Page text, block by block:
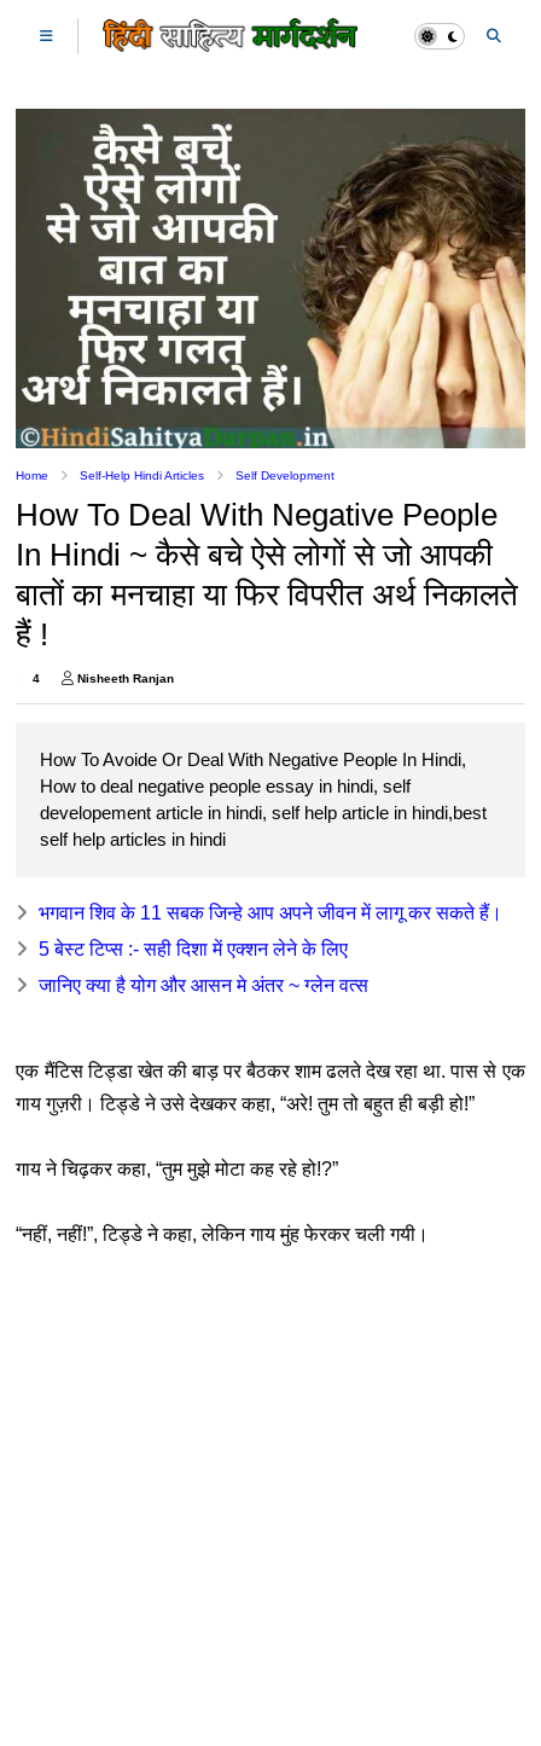
Home Self-Help Hindi Articles Self Development
How To Deal With Negative People
In Hindi ~ कैसे बचे ऐसे लोगों से जो आपकी
बातों का मनचाहा या फिर विपरीत अर्थ निकालते
हैं !
4 Nisheeth Ranjan
How To Avoide Or Deal With Negative People In Hindi,
How to deal negative people essay in hindi, self
developement article in hindi, self help article in hindi,best
self help articles in hindi
भगवान शिव के 11 सबक जिन्हे आप अपने जीवन में लागू कर सकते हैं।
5 बेस्ट टिप्स :- सही दिशा में एक्शन लेने के लिए
जानिए क्या है योग और आसन मे अंतर ~ ग्लेन वत्स
एक मैंटिस टिड्डा खेत की बाड़ पर बैठकर शाम ढलते देख रहा था. पास से एक
गाय गुज़री । टिड्डे ने उसे देखकर कहा, “अरे! तुम तो बहुत ही बड़ी हो!”
गाय ने चिढ़कर कहा, “तुम मुझे मोटा कह रहे हो!?”
“नहीं, नहीं!”, टिड्डे ने कहा, लेकिन गाय मुंह फेरकर चली गयी ।